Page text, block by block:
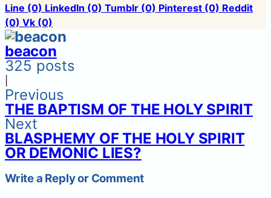
Line (0) LinkedIn (0) Tumblr (0) Pinterest (0) Reddit
(0) Vk (0)
beacon
325 posts
Previous
THE BAPTISM OF THE HOLY SPIRIT
Next
BLASPHEMY OF THE HOLY SPIRIT
OR DEMONIC LIES?
Write a Reply or Comment